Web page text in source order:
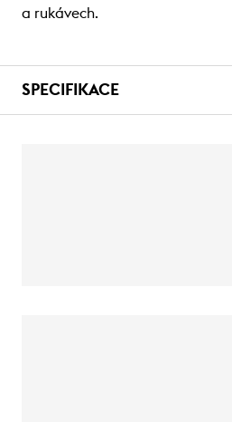
a rukávech.
SPECIFIKACE